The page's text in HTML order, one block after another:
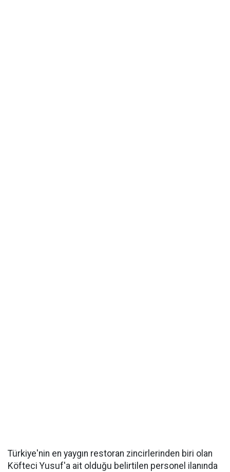
Türkiye'nin en yaygın restoran zincirlerinden biri olan
Köfteci Yusuf'a ait olduğu belirtilen personel ilanında